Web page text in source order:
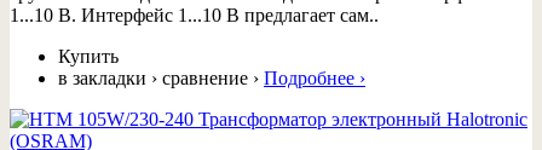
1...10 В. Интерфейс 1...10 В предлагает сам..
Купить
в закладки › сравнение › Подробнее ›